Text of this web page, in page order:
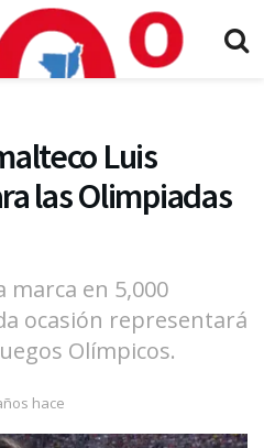
Luis
las Olimpiadas
marca en 5,000
ocasión representará
Olímpicos.
hace